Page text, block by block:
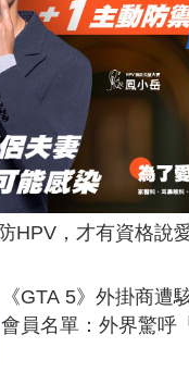
HPV，才有資格說
《GTA 5》外掛商遭
會員名單：外界驚呼